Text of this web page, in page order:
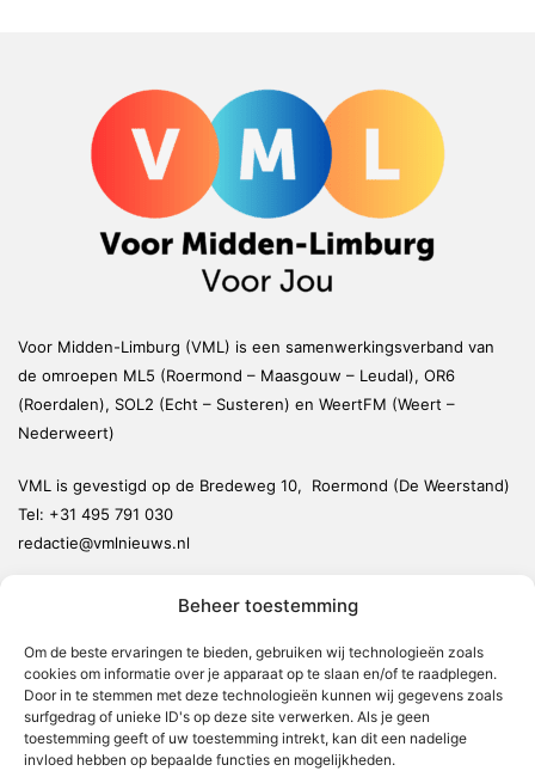
Beheer toestemming
Om de beste ervaringen te bieden, gebruiken wij technologieën zoals
cookies om informatie over je apparaat op te slaan en/of te raadplegen.
Door in te stemmen met deze technologieën kunnen wij gegevens zoals
surfgedrag of unieke ID's op deze site verwerken. Als je geen
toestemming geeft of uw toestemming intrekt, kan dit een nadelige
invloed hebben op bepaalde functies en mogelijkheden.
Voor Midden-Limburg (VML) is een samenwerkingsverband van
de omroepen ML5 (Roermond – Maasgouw – Leudal), OR6
(Roerdalen), SOL2 (Echt – Susteren) en WeertFM (Weert –
Nederweert)
VML is gevestigd op de Bredeweg 10, Roermond (De Weerstand)
Tel: +31 495 791 030
redactie@vmlnieuws.nl
Leudal
Maasgouw
Echt-Susteren